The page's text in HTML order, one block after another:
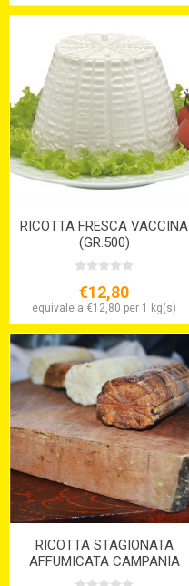
RICOTTA FRESCA VACCINA
(GR.500)
€12,80
equivale a €12,80 per 1 kg(s)
RICOTTA STAGIONATA
AFFUMICATA CAMPANIA